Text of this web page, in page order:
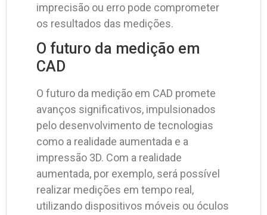
imprecisão ou erro pode comprometer
os resultados das medições.
O futuro da medição em
CAD
O futuro da medição em CAD promete
avanços significativos, impulsionados
pelo desenvolvimento de tecnologias
como a realidade aumentada e a
impressão 3D. Com a realidade
aumentada, por exemplo, será possível
realizar medições em tempo real,
utilizando dispositivos móveis ou óculos